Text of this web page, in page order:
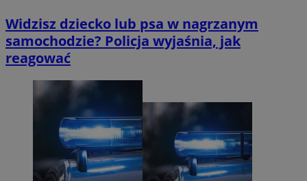
Widzisz dziecko lub psa w nagrzanym
samochodzie? Policja wyjaśnia, jak
reagować